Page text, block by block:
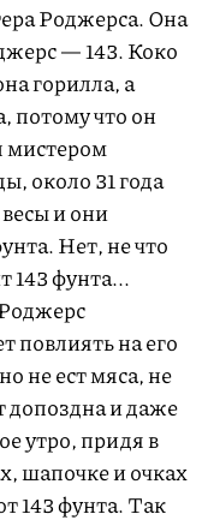
Роджерса. Она
— 143. Коко
горилла, а
потому что он
мистером
около 31 года
и они
Нет, не что
143 фунта...
повлиять на его
не ест мяса, не
допоздна и даже
утро, придя в
шапочке и очках
143 фунта. Так